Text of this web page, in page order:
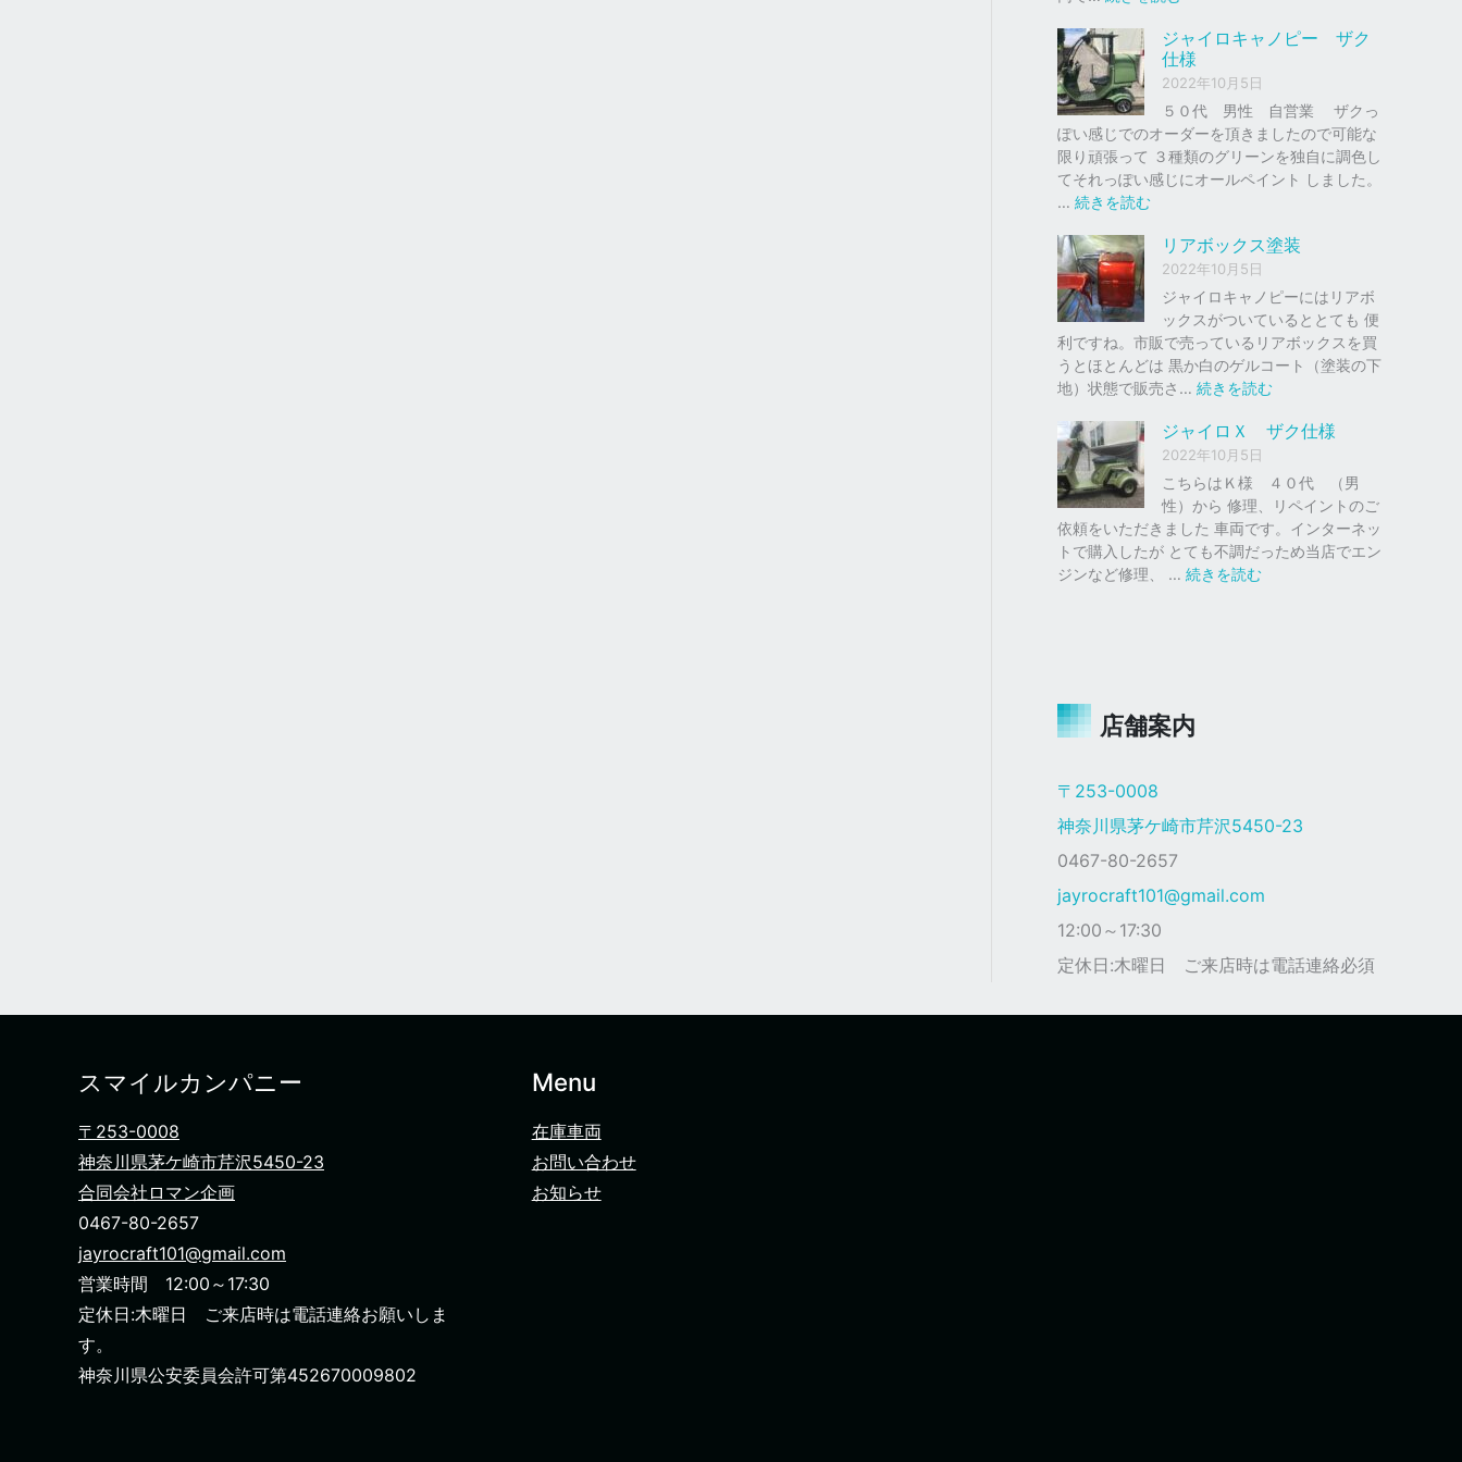
、
車
の
下
取
り
、
買
を
は
じ
め
ま
し
た
ャ
イ
ロ
Ｘ
ソ
リ
レ
ッ
ド
ジャイロキャノピー ザク
仕様
2022年10月5日
５０代 男性 自営業 ザクっ
ぽい感じでのオーダーを頂きましたので可能な
限り頑張って ３種類のグリーンを独自に調色し
てそれっぽい感じにオールペイント しました。
… 続きを読む:
イ
ロ
キ
ャ
ノ
ピ
ザ
仕
様
リアボックス塗装
2022年10月5日
ジャイロキャノピーにはリアボ
ックスがついているととても 便
利ですね。市販で売っているリアボックスを買
うとほとんどは 黒か白のゲルコート（塗装の下
地）状態で販売さ… 続きを読む:
ア
ッ
ク
ス
塗
ジャイロＸ ザク仕様
2022年10月5日
こちらはＫ様 ４０代 （男
性）から 修理、リペイントのご
依頼をいただきました 車両です。インターネッ
トで購入したが とても不調だっため当店でエン
ジンなど修理、 … 続きを読む:
店舗案内
〒253-0008
神奈川県茅ケ崎市芹沢5450-23
0467-80-2657
jayrocraft101@gmail.com
12:00～17:30
定休日:木曜日 ご来店時は電話連絡必須
スマイルカンパニー
〒253-0008
神奈川県茅ケ崎市芹沢5450-23
合同会社ロマン企画
0467-80-2657
jayrocraft101@gmail.com
営業時間 12:00～17:30
定休日:木曜日 ご来店時は電話連絡お願いしま
す。
神奈川県公安委員会許可第452670009802
Menu
在庫車両
お問い合わせ
お知らせ